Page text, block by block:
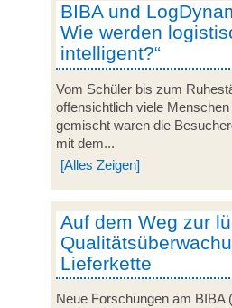
BIBA und
Wie werden
intelligent?“
Vom Schüler bis zum
offensichtlich viele
gemischt waren die
mit dem...
[Alles Zeigen]
Auf dem Weg zur
Lieferkette
Neue Forschungen am BIBA